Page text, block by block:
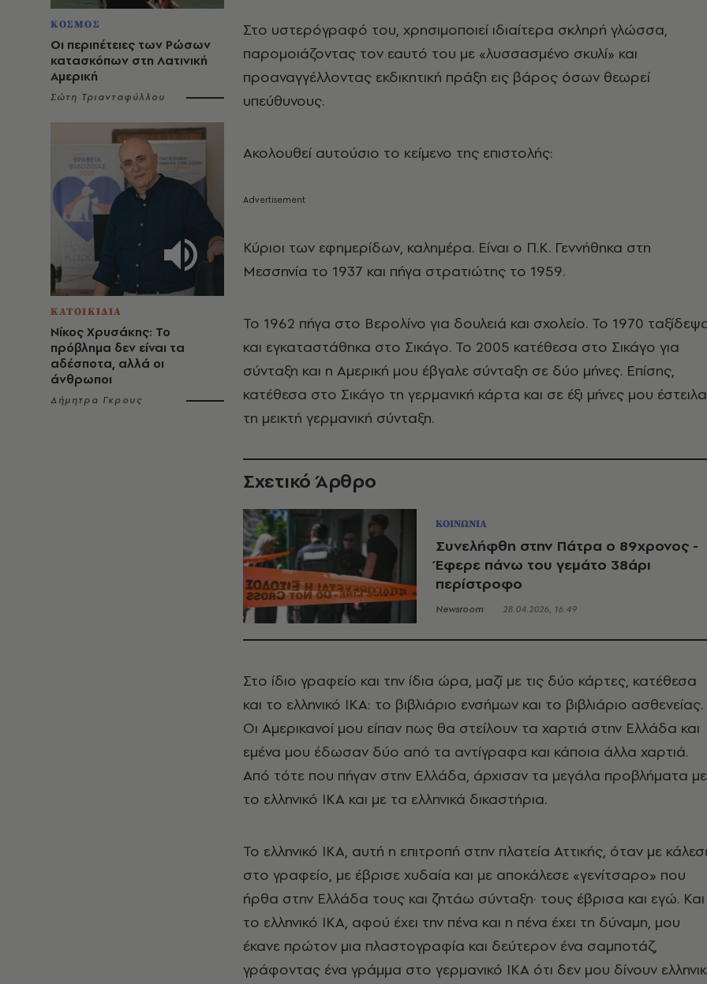
ΚΟΣΜΟΣ
Οι περιπέτειες των Ρώσων
κατασκόπων στη Λατινική
Αμερική
Σώτη Τριανταφύλλου
ΚΑΤΟΙΚΙΔΙΑ
Νίκος Χρυσάκης: Το
πρόβλημα δεν είναι τα
αδέσποτα, αλλά οι
άνθρωποι
Δήμητρα Γκρους
Στο υστερόγραφό του, χρησιμοποιεί ιδιαίτερα σκληρή γλώσσα,
παρομοιάζοντας τον εαυτό του με «λυσσασμένο σκυλί» και
προαναγγέλλοντας εκδικητική πράξη εις βάρος όσων θεωρεί
υπεύθυνους.
Ακολουθεί αυτούσιο το κείμενο της επιστολής:
Κύριοι των εφημερίδων, καλημέρα. Είναι ο Π.Κ. Γεννήθηκα στη
Μεσσηνία το 1937 και πήγα στρατιώτης το 1959.
Το 1962 πήγα στο Βερολίνο για δουλειά και σχολείο. Το 1970
και εγκαταστάθηκα στο Σικάγο. Το 2005 κατέθεσα στο Σικάγο για
σύνταξη και η Αμερική μου έβγαλε σύνταξη σε δύο μήνες. Επίσης,
κατέθεσα στο Σικάγο τη γερμανική κάρτα και σε έξι μήνες μου
τη μεικτή γερμανική σύνταξη.
Σχετικό Άρθρο
ΚΟΙΝΩΝΙΑ
Συνελήφθη στην Πάτρα ο 89χρονος -
Έφερε πάνω του γεμάτο 38άρι
περίστροφο
Newsroom 28.04.2026, 16:49
Στο ίδιο γραφείο και την ίδια ώρα, μαζί με τις δύο κάρτες, κατέθεσα
και το ελληνικό ΙΚΑ: το βιβλιάριο ενσήμων και το βιβλιάριο ασθενείας.
Οι Αμερικανοί μου είπαν πως θα στείλουν τα χαρτιά στην Ελλάδα και
εμένα μου έδωσαν δύο από τα αντίγραφα και κάποια άλλα χαρτιά.
Από τότε που πήγαν στην Ελλάδα, άρχισαν τα μεγάλα προβλήματα με
το ελληνικό ΙΚΑ και με τα ελληνικά δικαστήρια.
Το ελληνικό ΙΚΑ, αυτή η επιτροπή στην πλατεία Αττικής, όταν με
στο γραφείο, με έβρισε χυδαία και με αποκάλεσε «γενίτσαρο» που
ήρθα στην Ελλάδα τους και ζητάω σύνταξη· τους έβρισα και εγώ. Και
το ελληνικό ΙΚΑ, αφού έχει την πένα και η πένα έχει τη δύναμη, μου
έκανε πρώτον μια πλαστογραφία και δεύτερον ένα σαμποτάζ,
γράφοντας ένα γράμμα στο γερμανικό ΙΚΑ ότι δεν μου δίνουν